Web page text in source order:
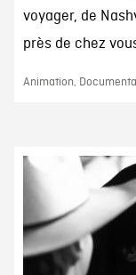
voyager, de
près de chez
Animation,